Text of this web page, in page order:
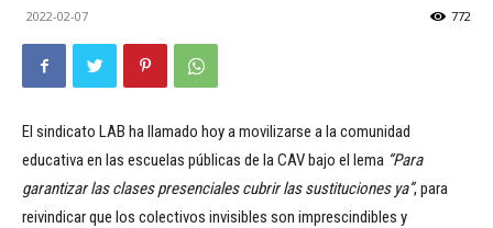
2022-02-07 772
El sindicato LAB ha llamado hoy a movilizarse a la comunidad
educativa en las escuelas públicas de la CAV bajo el lema “Para
garantizar las clases presenciales cubrir las sustituciones ya”, para
reivindicar que los colectivos invisibles son imprescindibles y